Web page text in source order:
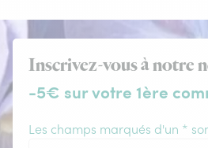
Inscrivez-vous à notre
-5€ sur votre 1ère
Les champs marqués d'un *